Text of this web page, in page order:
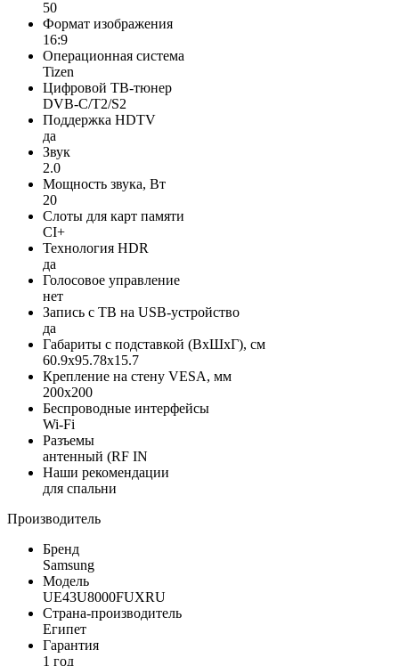
50
Формат изображения
16:9
Операционная система
Tizen
Цифровой ТВ-тюнер
DVB-C/T2/S2
Поддержка HDTV
да
Звук
2.0
Мощность звука, Вт
20
Слоты для карт памяти
CI+
Технология HDR
да
Голосовое управление
нет
Запись с ТВ на USB-устройство
да
Габариты с подставкой (ВxШxГ), см
60.9x95.78x15.7
Крепление на стену VESA, мм
200x200
Беспроводные интерфейсы
Wi-Fi
Разъемы
антенный (RF IN
Наши рекомендации
для спальни
Производитель
Бренд
Samsung
Модель
UE43U8000FUXRU
Страна-производитель
Египет
Гарантия
1 год